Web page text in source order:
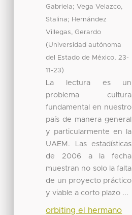
Gabriela;Vega Velazco,
Stalina; Hernández
Villegas, Gerardo
(Universidad autónoma
del Estado de México, 23-
11-23)
La lectura es un
problema cultura
fundamental en nuestro
país de manera general
y particularmente en la
UAEM. Las estadísticas
de 2006 a la fecha
muestran no solo la falta
de un proyecto práctico
y viable a corto plazo ...
orbiting el hermano